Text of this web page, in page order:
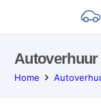
Home